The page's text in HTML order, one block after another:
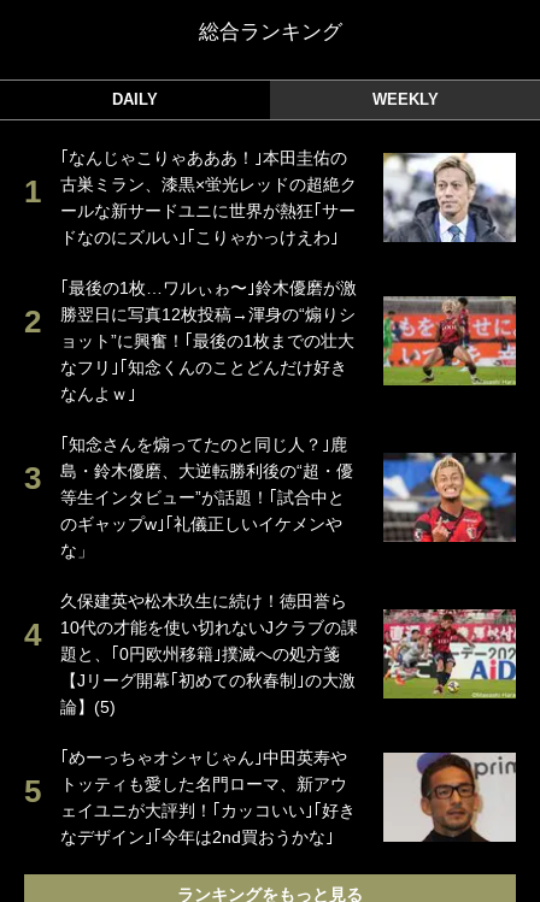
総合ランキング
DAILY WEEKLY
｢なんじゃこりゃあああ！｣本田圭佑の
古巣ミラン、漆黒×蛍光レッドの超絶ク
ールな新サードユニに世界が熱狂｢サー
ドなのにズルい｣｢こりゃかっけえわ｣
｢最後の1枚…ワルぃゎ〜｣鈴木優磨が激
勝翌日に写真12枚投稿→渾身の“煽りシ
ョット”に興奮！｢最後の1枚までの壮大
なフリ｣｢知念くんのことどんだけ好き
なんよｗ｣
｢知念さんを煽ってたのと同じ人？｣鹿
島・鈴木優磨、大逆転勝利後の“超・優
等生インタビュー”が話題！｢試合中と
のギャップw｣｢礼儀正しいイケメンや
な」
久保建英や松木玖生に続け！徳田誉ら
10代の才能を使い切れないJクラブの課
題と、｢0円欧州移籍｣撲滅への処方箋
【Jリーグ開幕｢初めての秋春制｣の大激
論】(5)
｢めーっちゃオシャじゃん｣中田英寿や
トッティも愛した名門ローマ、新アウ
ェイユニが大評判！｢カッコいい｣｢好き
なデザイン｣｢今年は2nd買おうかな｣
ランキングをもっと見る